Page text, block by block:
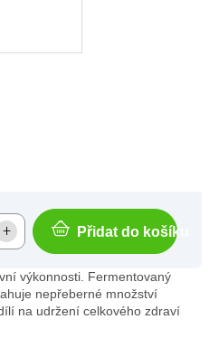
Přidat do košíku
výkonnosti. Fermentovaný
nepřeberné množství
na udržení celkového zdraví